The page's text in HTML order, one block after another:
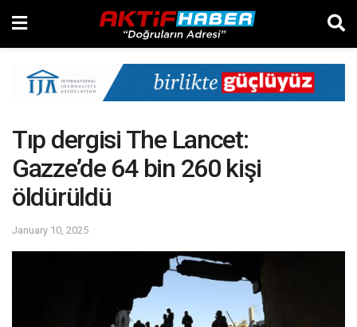
Tıp dergisi The Lancet:
Gazze’de 64 bin 260 kişi
öldürüldü
January 10, 2025